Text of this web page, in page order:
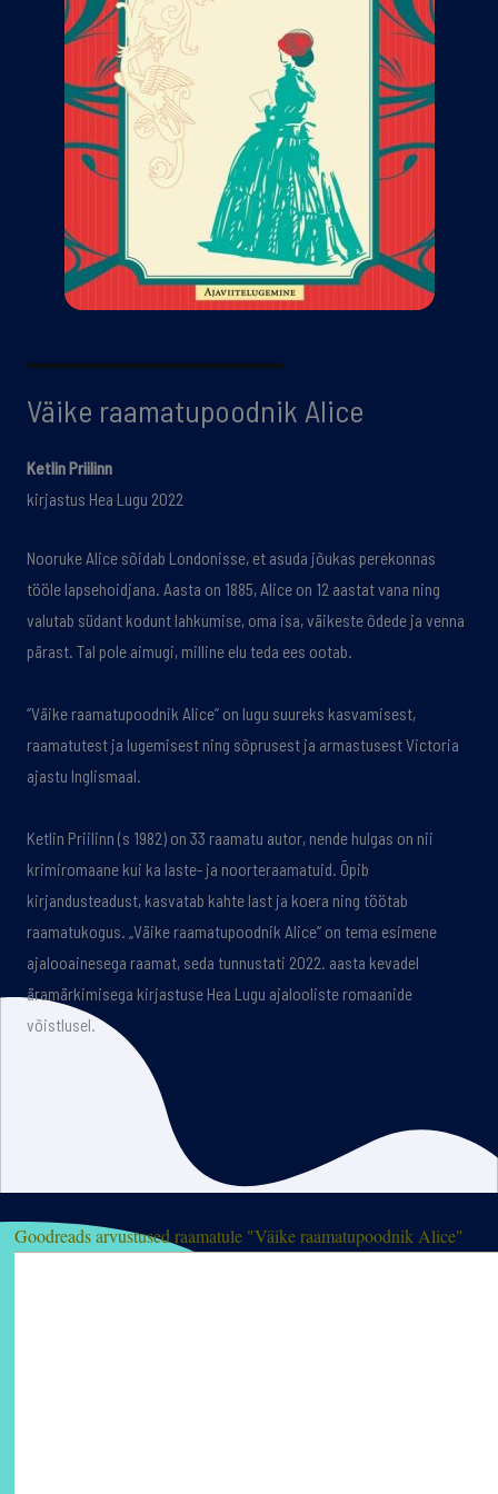
Väike raamatupoodnik Alice
Ketlin Priilinn
kirjastus Hea Lugu 2022
Nooruke Alice sõidab Londonisse, et asuda jõukas perekonnas
tööle lapsehoidjana. Aasta on 1885, Alice on 12 aastat vana ning
valutab südant kodunt lahkumise, oma isa, väikeste õdede ja venna
pärast. Tal pole aimugi, milline elu teda ees ootab.
“Väike raamatupoodnik Alice” on lugu suureks kasvamisest,
raamatutest ja lugemisest ning sõprusest ja armastusest Victoria
ajastu Inglismaal.
Ketlin Priilinn (s 1982) on 33 raamatu autor, nende hulgas on nii
krimiromaane kui ka laste- ja noorteraamatuid. Õpib
kirjandusteadust, kasvatab kahte last ja koera ning töötab
raamatukogus. „Väike raamatupoodnik Alice“ on tema esimene
ajalooainesega raamat, seda tunnustati 2022. aasta kevadel
äramärkimisega kirjastuse Hea Lugu ajalooliste romaanide
võistlusel.
Goodreads arvustused raamatule "Väike raamatupoodnik Alice"